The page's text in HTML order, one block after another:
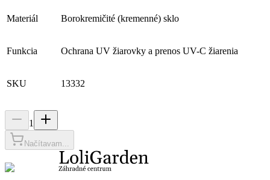
Materiál Borokremičité (kremenné) sklo
Funkcia Ochrana UV žiarovky a prenos UV-C žiarenia
SKU 13332
1
Načítavam...